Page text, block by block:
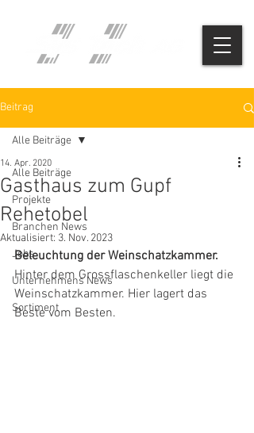
Beitrag
Alle Beiträge
Projekte
Branchen News
Jobs
Unternehmens News
Sortiment
Alle Beiträge
Gasthaus zum Gupf
Rehetobel
14. Apr. 2020
Aktualisiert: 3. Nov. 2023
Beleuchtung der Weinschatzkammer.
Hinter dem Grossflaschenkeller liegt die
Weinschatzkammer. Hier lagert das
Beste vom Besten.